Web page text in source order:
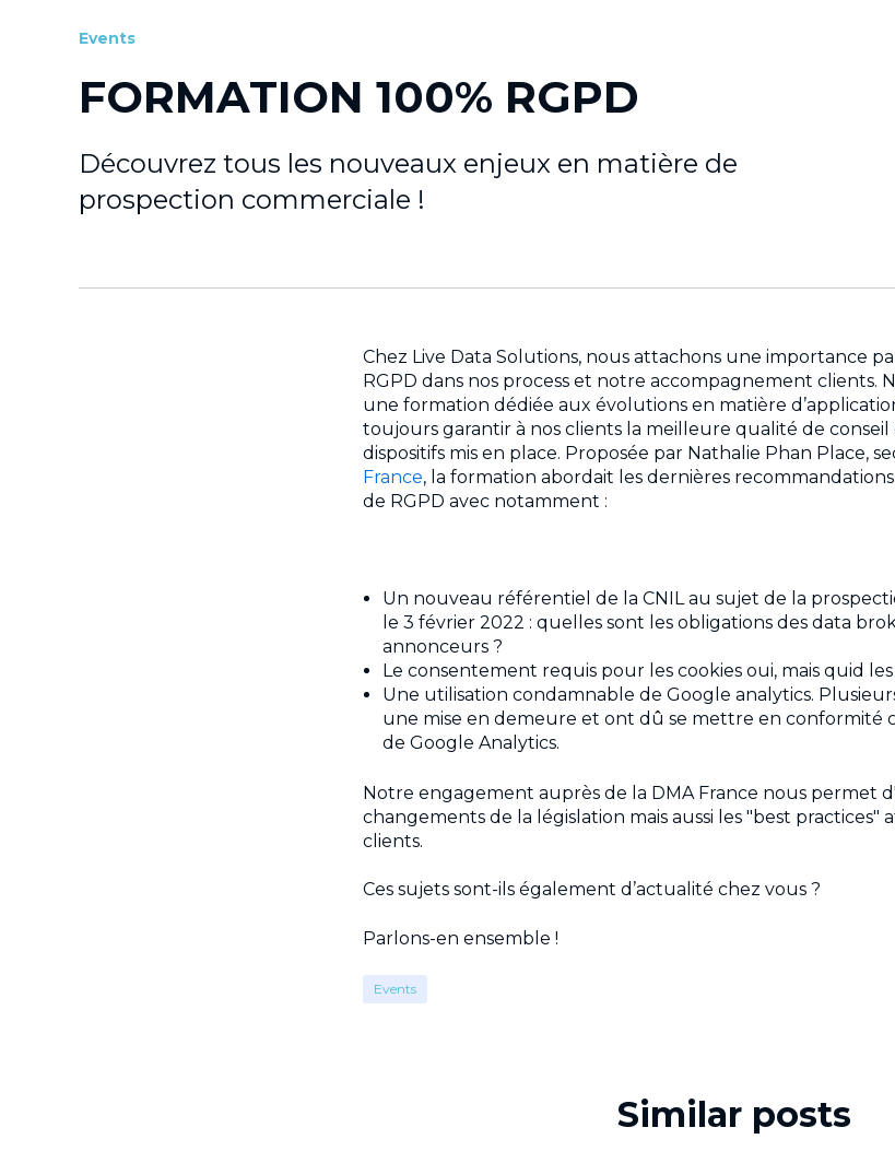
Events
FORMATION 100% RGPD
Découvrez tous les nouveaux enjeux en matière de
prospection commerciale !
Chez Live Data Solutions, nous attachons une importance
RGPD dans nos process et notre accompagnement clients.
une formation dédiée aux évolutions en matière
toujours garantir à nos clients la meilleure qualité de conseil
dispositifs mis en place. Proposée par Nathalie Phan Place,
France, la formation abordait les dernières
de RGPD avec notamment :
Un nouveau référentiel de la CNIL au sujet de la
le 3 février 2022 : quelles sont les obligations des data
annonceurs ?
Le consentement requis pour les cookies oui, mais quid les
Une utilisation condamnable de Google analytics.
une mise en demeure et ont dû se mettre en conformité
de Google Analytics.
Notre engagement auprès de la DMA France nous permet
changements de la législation mais aussi les "best practices"
clients.
Ces sujets sont-ils également d’actualité chez vous ?
Parlons-en ensemble !
Events
Similar posts